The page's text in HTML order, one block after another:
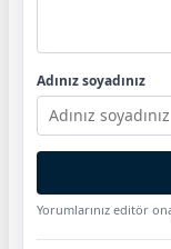
Adınız soyadınız
Yorumlarınız editör